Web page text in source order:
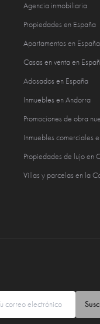
Agencia inmobiliaria
Propiedades en España
Apartamentos en España
Casas en venta en
Adosados en España
Inmuebles en Andorra
Promociones de obra
Inmuebles comerciales
Propiedades de lujo en
Villas y parcelas en la